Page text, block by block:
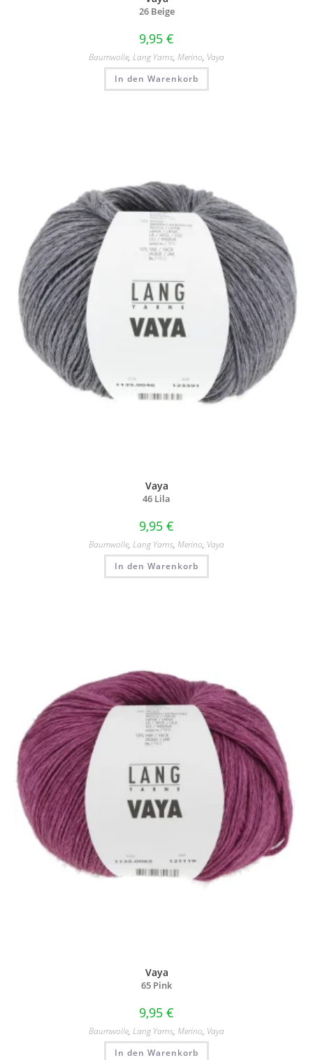
26 Beige
9,95 €
Baumwolle, Lang Yarns, Merino, Vaya
In den Warenkorb
Vaya
46 Lila
9,95 €
Baumwolle, Lang Yarns, Merino, Vaya
In den Warenkorb
Vaya
65 Pink
9,95 €
Baumwolle, Lang Yarns, Merino, Vaya
In den Warenkorb